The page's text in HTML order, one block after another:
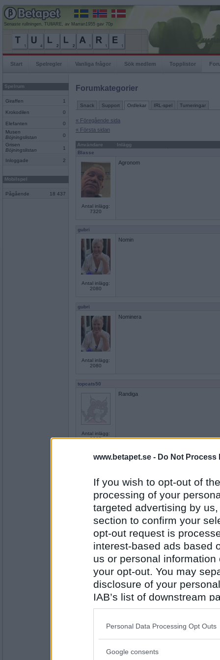
www.betapet.se - Do Not Process
If you wish to opt-out of
processing of your
targeted advertising by
section to confirm your
opt-out request is
interest-based ads based
us or personal
your opt-out. You may
disclosure of your
IAB’s list of downstream
also be disclosed by us
Downstream Participants
Please note that this
Personal Data Processing Opt Outs
Google consents
Senaste rullningen, TUllARE, av Marran1955 gav 70p
Start Spelregler Vanliga frågor Sök medlem Topplistor
Spelrum
Giraffen 1
Krokodilen 0
Elefanten
0
Musen
Böjningslistan
0
Grisen
Böjningslistan
1
Inloggade 2
Mobilspel
Pågående 18 437
Forumkategorier
Snack Support Ordlekar IRL-spel Turneringar
« Föregående sida
« Första sidan
Användare
Inlägg
Blasse
Antal inlägg:
7320
Agronom
gubri
Antal inlägg:
2080
Nomin
gubri
Antal inlägg:
2080
Nominera
topcats50
Antal inlägg:
3065
Randiga
eva-leva
Antal inlägg:
15408
Antal inlägg:
3065
Turbulenta